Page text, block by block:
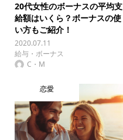
20代女性のボーナスの平均支
給額はいくら？ボーナスの使
い方もご紹介！
2020.07.11
給与・ボーナス
C・M
恋愛